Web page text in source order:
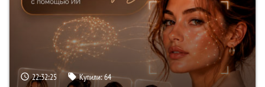
22:32:24 Купили:64